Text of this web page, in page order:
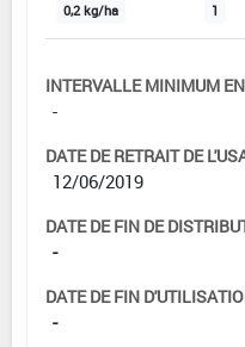
0,2 kg/ha 1
INTERVALLE MINIMUM
-
DATE DE RETRAIT DE
12/06/2019
DATE DE FIN DE
-
DATE DE FIN
-